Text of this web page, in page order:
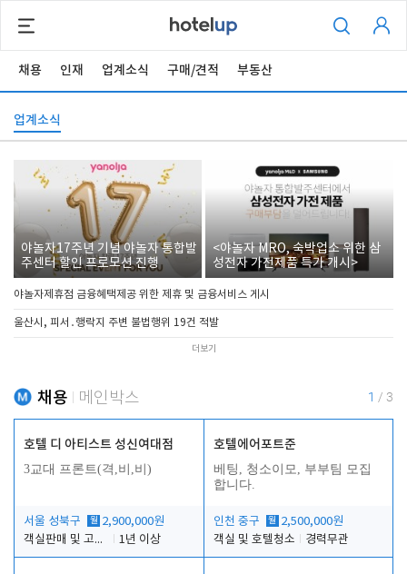
채용 인재 업계소식 구매/견적 부동산
업계소식
야놀자17주년 기념 야놀자 통합발
주센터 할인 프로모션 진행
<야놀자 MRO, 숙박업소 위한 삼
성전자 가전제품 특가 개시>
야놀자제휴점 금융혜택제공 위한 제휴 및 금융서비스 게시
울산시, 피서․행락지 주변 불법행위 19건 적발
더보기
채용 메인박스 1 / 3
호텔 디 아티스트 성신여대점
3교대 프론트(격,비,비)
서울 성북구 월 2,900,000원
객실판매 및 고객응대
1년 이상
호텔에어포트준
베팅, 청소이모, 부부팀 모집
합니다.
인천 중구 월 2,500,000원
객실 및 호텔청소
경력무관